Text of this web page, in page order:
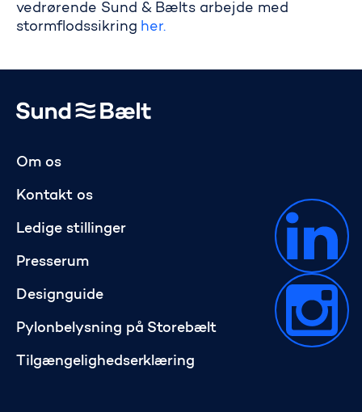
vedrørende Sund & Bælts arbejde med
stormflodssikring her.
Om os
Kontakt os
Ledige stillinger
Presserum
Designguide
Pylonbelysning på Storebælt
Tilgængelighedserklæring